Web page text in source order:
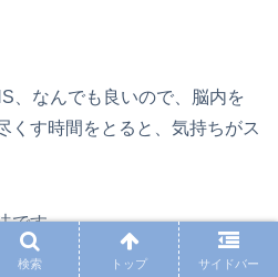
、なんでも良いので、脳内を
くす時間をとると、気持ちがス
です。
検索 トップ サイドバー